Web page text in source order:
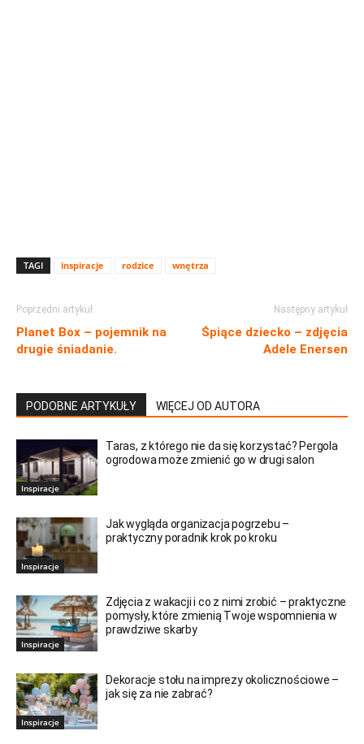
TAGI inspiracje rodzice wnętrza
Poprzedni artykuł
Planet Box – pojemnik na
drugie śniadanie.
Następny artykuł
Śpiące dziecko – zdjęcia
Adele Enersen
PODOBNE ARTYKUŁY WIĘCEJ OD AUTORA
Inspiracje
Taras, z którego nie da się korzystać? Pergola
ogrodowa może zmienić go w drugi salon
Inspiracje
Jak wygląda organizacja pogrzebu –
praktyczny poradnik krok po kroku
Inspiracje
Zdjęcia z wakacji i co z nimi zrobić – praktyczne
pomysły, które zmienią Twoje wspomnienia w
prawdziwe skarby
Inspiracje
Dekoracje stołu na imprezy okolicznościowe –
jak się za nie zabrać?